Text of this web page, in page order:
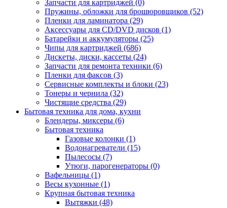
Запчасти для картриджей (0)
Пружины, обложки для брошюровщиков (52)
Пленки для ламинатора (29)
Аксессуары для CD/DVD дисков (1)
Батарейки и аккумуляторы (25)
Чипы для картриджей (686)
Дискеты, диски, кассеты (24)
Запчасти для ремонта техники (6)
Пленки для факсов (3)
Сервисные комплекты и блоки (23)
Тонеры и чернила (32)
Чистящие средства (29)
Бытовая техника для дома, кухни
Блендеры, миксеры (6)
Бытовая техника
Газовые колонки (1)
Водонагреватели (15)
Пылесосы (7)
Утюги, парогенераторы (0)
Вафельницы (1)
Весы кухонные (1)
Крупная бытовая техника
Вытяжки (48)